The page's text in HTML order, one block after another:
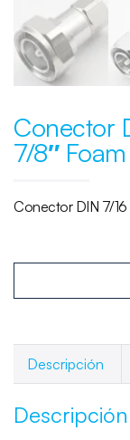
Conector
7/8″
Conector DIN 7/16
Descripción
Descripción